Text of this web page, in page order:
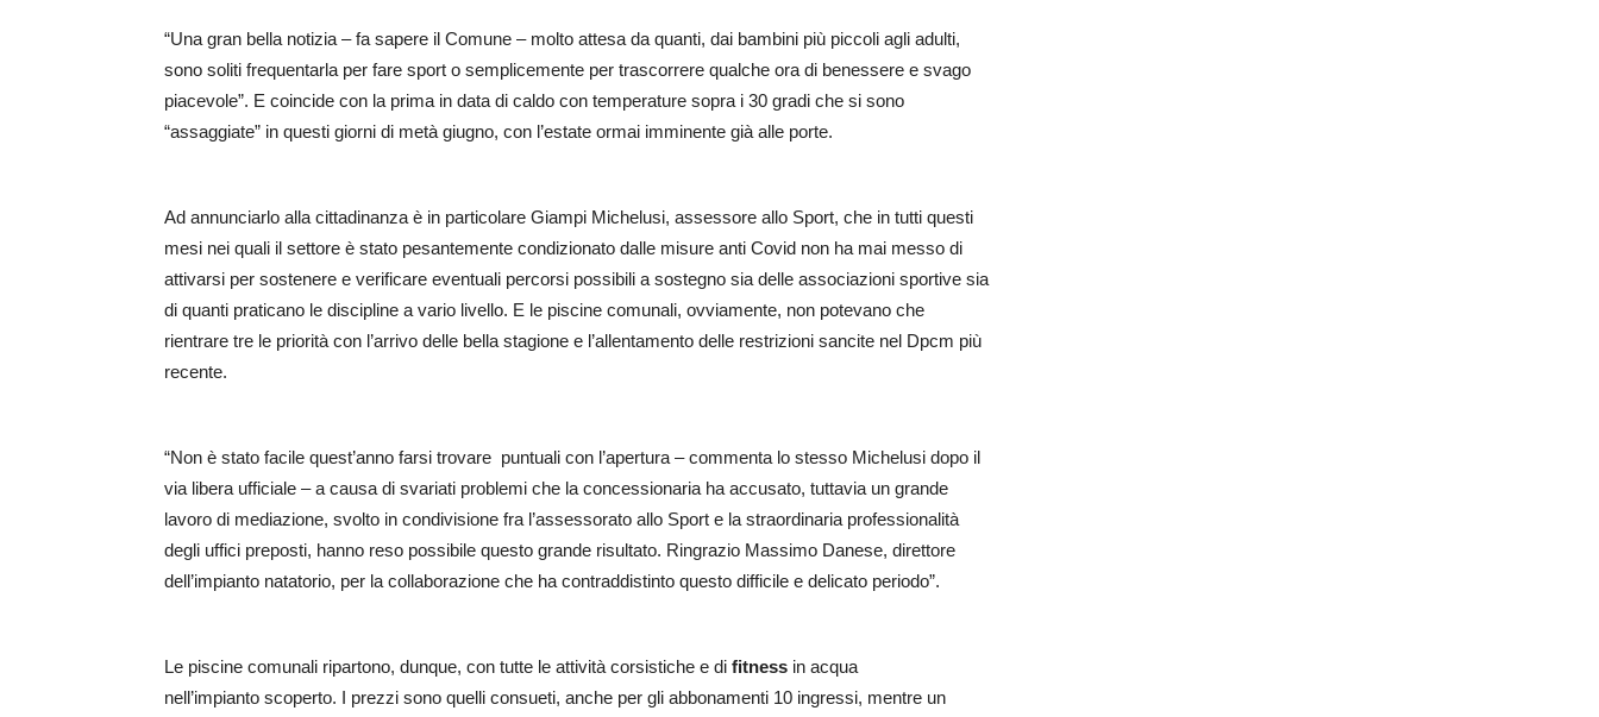
“Una gran bella notizia – fa sapere il Comune – molto attesa da quanti, dai bambini più piccoli agli adulti,
sono soliti frequentarla per fare sport o semplicemente per trascorrere qualche ora di benessere e svago
piacevole”. E coincide con la prima in data di caldo con temperature sopra i 30 gradi che si sono
“assaggiate” in questi giorni di metà giugno, con l’estate ormai imminente già alle porte.
Ad annunciarlo alla cittadinanza è in particolare Giampi Michelusi, assessore allo Sport, che in tutti questi
mesi nei quali il settore è stato pesantemente condizionato dalle misure anti Covid non ha mai messo di
attivarsi per sostenere e verificare eventuali percorsi possibili a sostegno sia delle associazioni sportive sia
di quanti praticano le discipline a vario livello. E le piscine comunali, ovviamente, non potevano che
rientrare tre le priorità con l’arrivo delle bella stagione e l’allentamento delle restrizioni sancite nel Dpcm più
recente.
“Non è stato facile quest’anno farsi trovare puntuali con l’apertura – commenta lo stesso Michelusi dopo il
via libera ufficiale – a causa di svariati problemi che la concessionaria ha accusato, tuttavia un grande
lavoro di mediazione, svolto in condivisione fra l’assessorato allo Sport e la straordinaria professionalità
degli uffici preposti, hanno reso possibile questo grande risultato. Ringrazio Massimo Danese, direttore
dell’impianto natatorio, per la collaborazione che ha contraddistinto questo difficile e delicato periodo”.
Le piscine comunali ripartono, dunque, con tutte le attività corsistiche e di fitness in acqua
nell’impianto scoperto. I prezzi sono quelli consueti, anche per gli abbonamenti 10 ingressi, mentre un